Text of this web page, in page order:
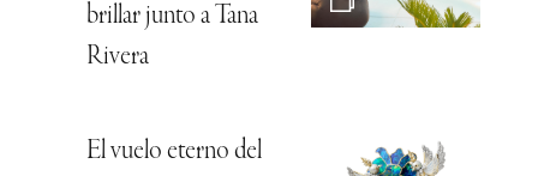
brillar junto a Tana
Rivera
El vuelo eterno del